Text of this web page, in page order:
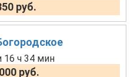
руб.
16 ч 34 мин
руб.